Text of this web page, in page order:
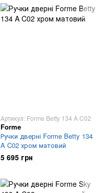
Артикул: Forme Betty 134 A C02
Forme
Ручки дверні Forme Betty 134
A C02 хром матовий
5 695 грн